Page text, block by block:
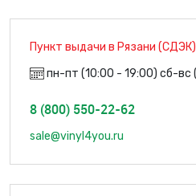
Пункт выдачи в Рязани (СДЭК)
пн-пт (10:00 - 19:00) сб-вс
8 (800) 550-22-62
sale@vinyl4you.ru